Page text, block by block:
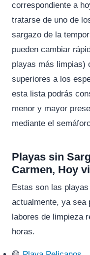
correspondiente a
tratarse de uno de
sargazo de la
pueden cambiar
playas más limpias)
superiores a los
esta lista podrás
menor y mayor
mediante el
Playas sin
Carmen, Hoy
Estas son las
actualmente, ya sea
labores de limpieza
horas.